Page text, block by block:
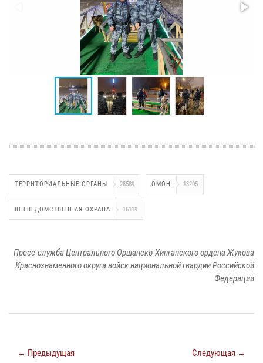
ТЕРРИТОРИАЛЬНЫЕ ОРГАНЫ 28589 ОМОН 13205
ВНЕВЕДОМСТВЕННАЯ ОХРАНА 16119
Пресс-служба Центрального Оршанско-Хинганского ордена Жукова
Краснознаменного округа войск национальной гвардии Российской
Федерации
← Предыдущая Следующая →